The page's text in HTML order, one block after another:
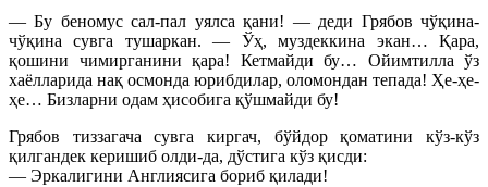
— Бу беномус сал-пал уялса қани! — деди Грябов чўқина-
чўқина сувга тушаркан. — Ўҳ, муздеккина экан… Қара,
қошини чимирганини қара! Кетмайди бу… Ойимтилла ўз
хаёлларида нақ осмонда юрибдилар, оломондан тепада! Ҳе-ҳе-
ҳе… Бизларни одам ҳисобига қўшмайди бу!
Грябов тиззагача сувга киргач, бўйдор қоматини кўз-кўз
қилгандек керишиб олди-да, дўстига кўз қисди:
— Эркалигини Англиясига бориб қилади!